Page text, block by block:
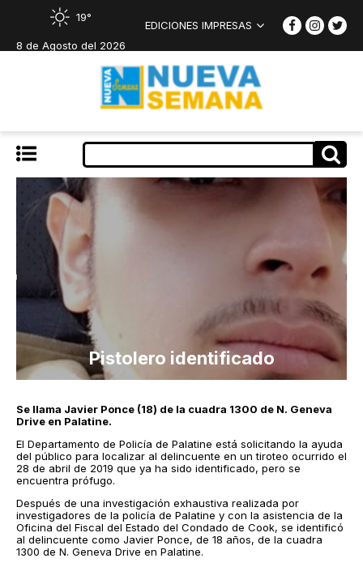
19°
8 de Agosto del 2026
EDICIONES IMPRESAS
Pistolero identificado
Se llama Javier Ponce (18) de la cuadra 1300 de N. Geneva
Drive en Palatine.
El Departamento de Policía de Palatine está solicitando la ayuda
del público para localizar al delincuente en un tiroteo ocurrido el
28 de abril de 2019 que ya ha sido identificado, pero se
encuentra prófugo.
Después de una investigación exhaustiva realizada por
investigadores de la policía de Palatine y con la asistencia de la
Oficina del Fiscal del Estado del Condado de Cook, se identificó
al delincuente como Javier Ponce, de 18 años, de la cuadra
1300 de N. Geneva Drive en Palatine.